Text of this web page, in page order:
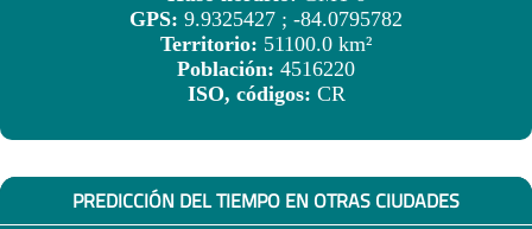
GPS: 9.9325427 ; -84.0795782
Territorio: 51100.0 km²
Población: 4516220
ISO, códigos: CR
PREDICCIÓN DEL TIEMPO EN OTRAS CIUDADES